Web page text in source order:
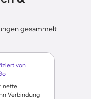
gesammelt
von
nette
Verbindung